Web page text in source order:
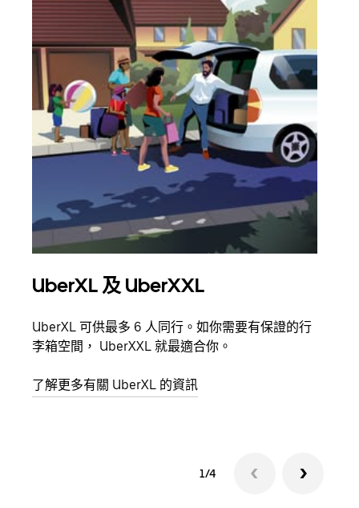
UberXL 及 UberXXL
UberXL 可供最多 6 人同行。如你需要有保證的行
李箱空間， UberXXL 就最適合你。
了解更多有關 UberXL 的資訊
1/4